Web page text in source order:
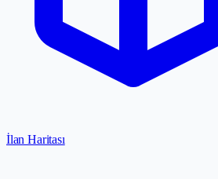
İlan Haritası